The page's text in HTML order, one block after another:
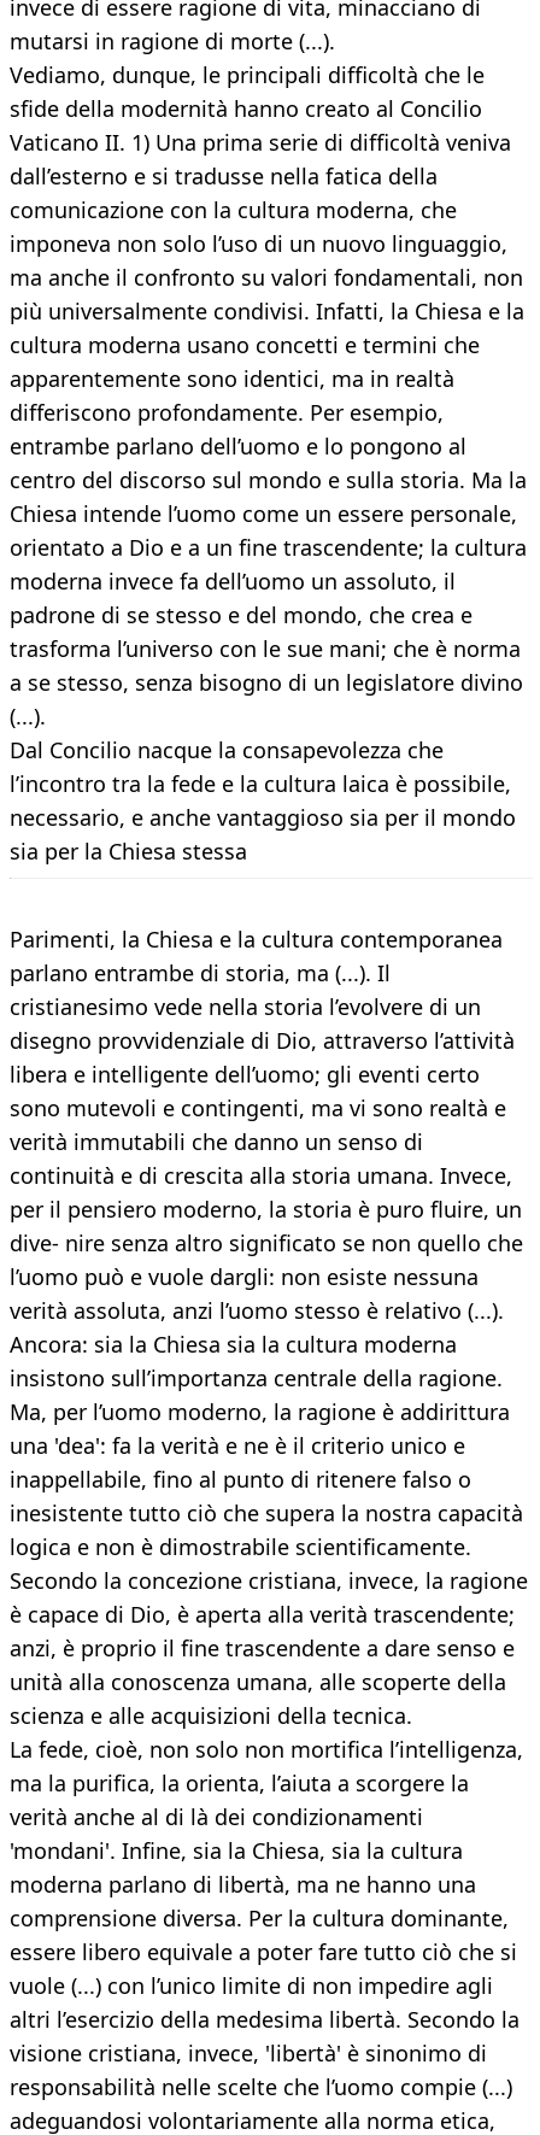
invece di essere ragione di vita, minacciano di
mutarsi in ragione di morte (...).
Vediamo, dunque, le principali difficoltà che le
sfide della modernità hanno creato al Concilio
Vaticano II. 1) Una prima serie di difficoltà veniva
dall’esterno e si tradusse nella fatica della
comunicazione con la cultura moderna, che
imponeva non solo l’uso di un nuovo linguaggio,
ma anche il confronto su valori fondamentali, non
più universalmente condivisi. Infatti, la Chiesa e la
cultura moderna usano concetti e termini che
apparentemente sono identici, ma in realtà
differiscono profondamente. Per esempio,
entrambe parlano dell’uomo e lo pongono al
centro del discorso sul mondo e sulla storia. Ma la
Chiesa intende l’uomo come un essere personale,
orientato a Dio e a un fine trascendente; la cultura
moderna invece fa dell’uomo un assoluto, il
padrone di se stesso e del mondo, che crea e
trasforma l’universo con le sue mani; che è norma
a se stesso, senza bisogno di un legislatore divino
(...).
Dal Concilio nacque la consapevolezza che
l’incontro tra la fede e la cultura laica è possibile,
necessario, e anche vantaggioso sia per il mondo
sia per la Chiesa stessa
Parimenti, la Chiesa e la cultura contemporanea
parlano entrambe di storia, ma (...). Il
cristianesimo vede nella storia l’evolvere di un
disegno provvidenziale di Dio, attraverso l’attività
libera e intelligente dell’uomo; gli eventi certo
sono mutevoli e contingenti, ma vi sono realtà e
verità immutabili che danno un senso di
continuità e di crescita alla storia umana. Invece,
per il pensiero moderno, la storia è puro fluire, un
dive- nire senza altro significato se non quello che
l’uomo può e vuole dargli: non esiste nessuna
verità assoluta, anzi l’uomo stesso è relativo (...).
Ancora: sia la Chiesa sia la cultura moderna
insistono sull’importanza centrale della ragione.
Ma, per l’uomo moderno, la ragione è addirittura
una 'dea': fa la verità e ne è il criterio unico e
inappellabile, fino al punto di ritenere falso o
inesistente tutto ciò che supera la nostra capacità
logica e non è dimostrabile scientificamente.
Secondo la concezione cristiana, invece, la ragione
è capace di Dio, è aperta alla verità trascendente;
anzi, è proprio il fine trascendente a dare senso e
unità alla conoscenza umana, alle scoperte della
scienza e alle acquisizioni della tecnica.
La fede, cioè, non solo non mortifica l’intelligenza,
ma la purifica, la orienta, l’aiuta a scorgere la
verità anche al di là dei condizionamenti
'mondani'. Infine, sia la Chiesa, sia la cultura
moderna parlano di libertà, ma ne hanno una
comprensione diversa. Per la cultura dominante,
essere libero equivale a poter fare tutto ciò che si
vuole (...) con l’unico limite di non impedire agli
altri l’esercizio della medesima libertà. Secondo la
visione cristiana, invece, 'libertà' è sinonimo di
responsabilità nelle scelte che l’uomo compie (...)
adeguandosi volontariamente alla norma etica,